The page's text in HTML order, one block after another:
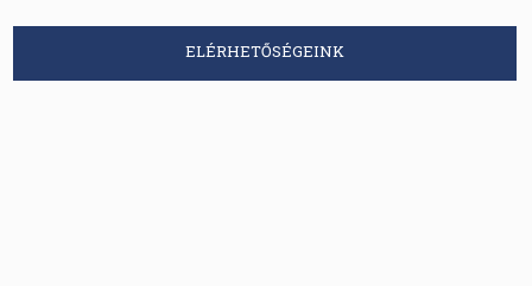
ELÉRHETŐSÉGEINK